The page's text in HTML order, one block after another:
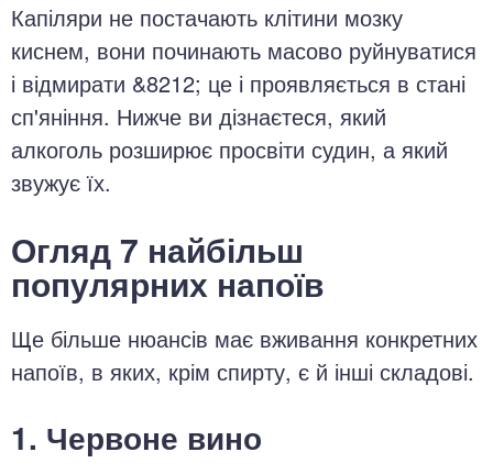
Капіляри не постачають клітини мозку
киснем, вони починають масово руйнуватися
і відмирати &8212; це і проявляється в стані
сп'яніння. Нижче ви дізнаєтеся, який
алкоголь розширює просвіти судин, а який
звужує їх.
Огляд 7 найбільш
популярних напоїв
Ще більше нюансів має вживання конкретних
напоїв, в яких, крім спирту, є й інші складові.
1. Червоне вино